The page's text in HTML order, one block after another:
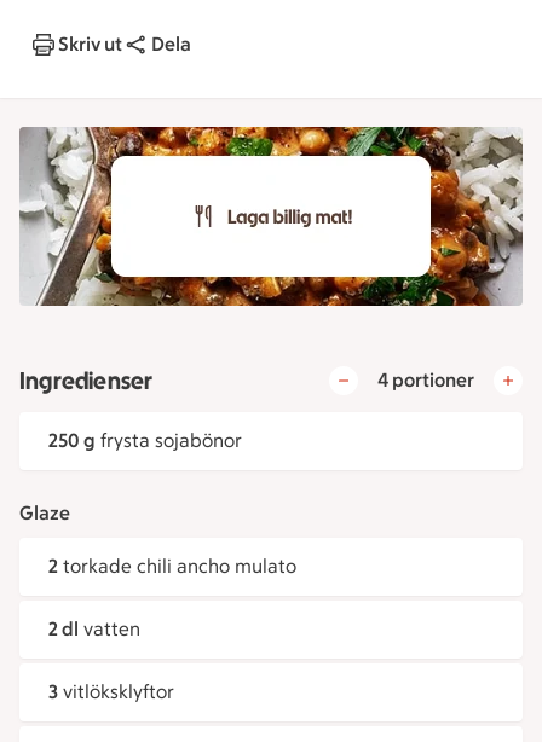
Skriv ut Dela
Ingredienser 4 portioner
250 g frysta sojabönor
Glaze
2 torkade chili ancho mulato
2 dl vatten
3 vitlöksklyftor